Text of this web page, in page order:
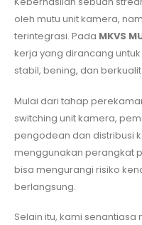
oleh mutu unit kamera,
terintegrasi. Pada MKVS
kerja yang dirancang
stabil, bening, dan
Mulai dari tahap
switching unit kamera,
pengodean dan distribusi
menggunakan perangkat
bisa mengurangi risiko
berlangsung.
Selain itu, kami